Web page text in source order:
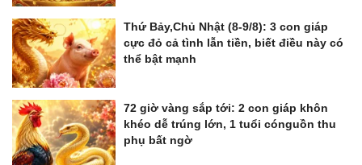
Thứ Bảy,Chủ Nhật (8-9/8): 3 con giáp
cực đỏ cả tình lẫn tiền, biết điều này có
thể bật mạnh
72 giờ vàng sắp tới: 2 con giáp khôn
khéo dễ trúng lớn, 1 tuổi cónguồn thu
phụ bất ngờ